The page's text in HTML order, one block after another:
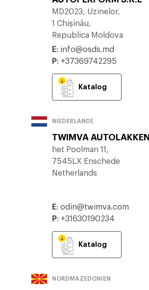
MD2023, Uzinelor,
1 Chișinău,
Republica Moldova
E: info@osds.md
P: +37369742295
Katalog
NIEDERLANDE
TWIMVA AUTOLAKKEN
het Poolman 11,
7545LX Enschede
Netherlands
E: odin@twimva.com
P: +31630190234
Katalog
NORDMAZEDONIEN